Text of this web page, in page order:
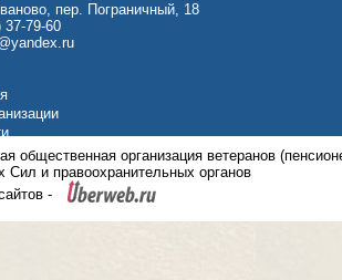
пер. Пограничный, 18
79-60
общественная организация ветеранов
Сил и правоохранительных органов
-